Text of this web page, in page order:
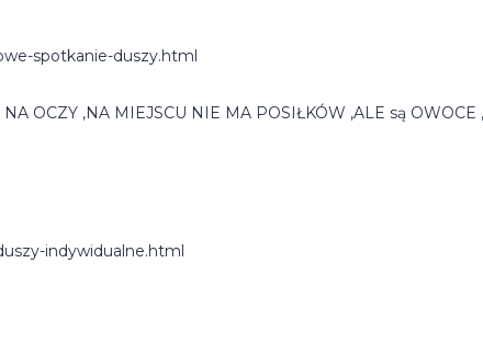
spotkanie-duszy.html
OCZY ,NA MIEJSCU NIE MA POSIŁKÓW ,ALE są
indywidualne.html